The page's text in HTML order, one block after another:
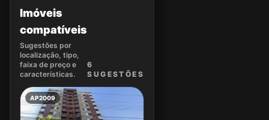
Imóveis
compatíveis
Sugestões por
localização, tipo,
faixa de preço e
características.
6
SUGEST ÕES
AP2009